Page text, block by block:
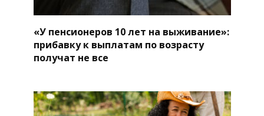
«У пенсионеров 10 лет на выживание»:
прибавку к выплатам по возрасту
получат не все